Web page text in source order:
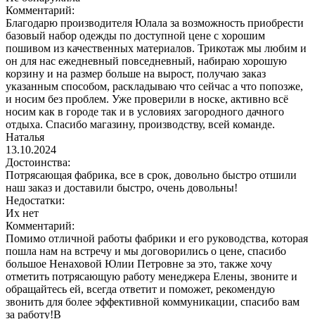
Комментарий:
Благодарю производителя Юлала за возможность приобрести
базовый набор одежды по доступной цене с хорошим
пошивом из качественных материалов. Трикотаж мы любим и
он для нас ежедневный повседневный, набираю хорошую
корзину и на размер больше на вырост, получаю заказ
указанным способом, раскладываю что сейчас а что попозже,
и носим без проблем. Уже проверили в носке, активно всё
носим как в городе так и в условиях загородного дачного
отдыха. Спасибо магазину, производству, всей команде.
Наталья
13.10.2024
Достоинства:
Потрясающая фабрика, все в срок, довольно быстро отшили
наш заказ и доставили быстро, очень довольны!
Недостатки:
Их нет
Комментарий:
Помимо отличной работы фабрики и его руководства, которая
пошла нам на встречу и мы договорились о цене, спасибо
большое Ненаховой Юлии Петровне за это, также хочу
отметить потрясающую работу менеджера Елены, звоните и
обращайтесь ей, всегда ответит и поможет, рекомендую
звонить для более эффективной коммуникации, спасибо вам
за работу!В